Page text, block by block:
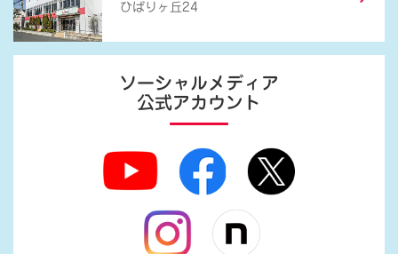
ひばりヶ丘24
ソーシャルメディア
公式アカウント